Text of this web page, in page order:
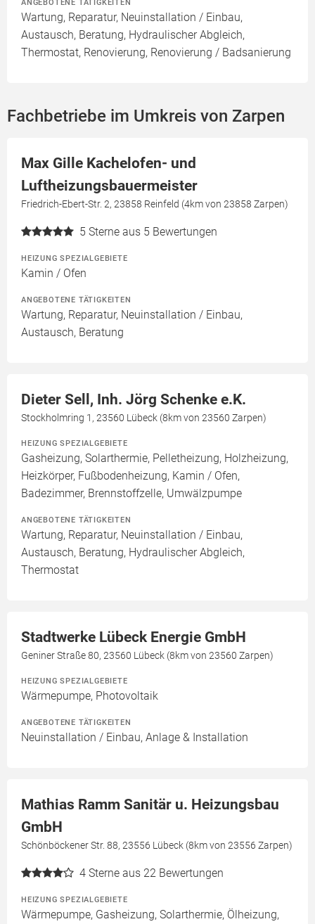
Wartung, Reparatur, Neuinstallation / Einbau,
Austausch, Beratung, Hydraulischer Abgleich,
Thermostat, Renovierung, Renovierung / Badsanierung
Fachbetriebe im Umkreis von Zarpen
Max Gille Kachelofen- und
Luftheizungsbauermeister
Friedrich-Ebert-Str. 2, 23858 Reinfeld (4km von 23858 Zarpen)
5 Sterne aus 5 Bewertungen
HEIZUNG SPEZIALGEBIETE
Kamin / Ofen
ANGEBOTENE TÄTIGKEITEN
Wartung, Reparatur, Neuinstallation / Einbau,
Austausch, Beratung
Dieter Sell, Inh. Jörg Schenke e.K.
Stockholmring 1, 23560 Lübeck (8km von 23560 Zarpen)
HEIZUNG SPEZIALGEBIETE
Gasheizung, Solarthermie, Pelletheizung, Holzheizung,
Heizkörper, Fußbodenheizung, Kamin / Ofen,
Badezimmer, Brennstoffzelle, Umwälzpumpe
ANGEBOTENE TÄTIGKEITEN
Wartung, Reparatur, Neuinstallation / Einbau,
Austausch, Beratung, Hydraulischer Abgleich,
Thermostat
Stadtwerke Lübeck Energie GmbH
Geniner Straße 80, 23560 Lübeck (8km von 23560 Zarpen)
HEIZUNG SPEZIALGEBIETE
Wärmepumpe, Photovoltaik
ANGEBOTENE TÄTIGKEITEN
Neuinstallation / Einbau, Anlage & Installation
Mathias Ramm Sanitär u. Heizungsbau
GmbH
Schönböckener Str. 88, 23556 Lübeck (8km von 23556 Zarpen)
4 Sterne aus 22 Bewertungen
HEIZUNG SPEZIALGEBIETE
Wärmepumpe, Gasheizung, Solarthermie, Ölheizung,